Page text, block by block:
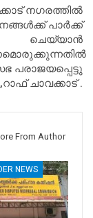
നഗരത്തിൽ
പാർക്ക്
ചെയ്യാൻ
പരാജയപ്പെട്ടു
,റാഫ് ചാവക്കാട് .
From Author
NEWS